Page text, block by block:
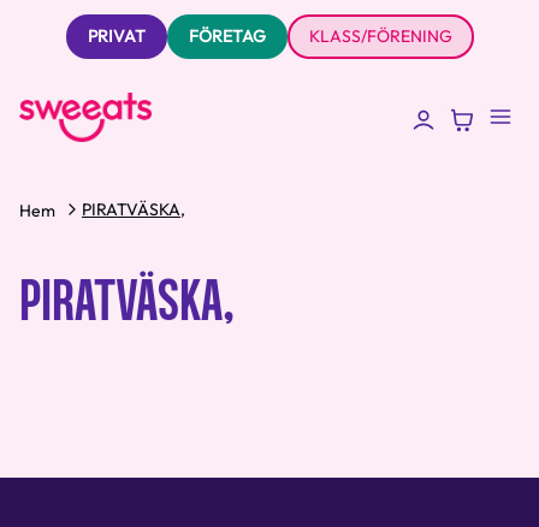
PRIVAT FÖRETAG KLASS/FÖRENING
Hem PIRATVÄSKA,
PIRATVÄSKA,